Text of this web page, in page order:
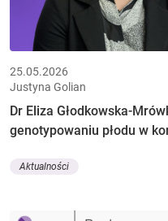
25.05.2026
Justyna Golian
Dr Eliza Głodkowska-
genotypowaniu płodu w
Aktualności